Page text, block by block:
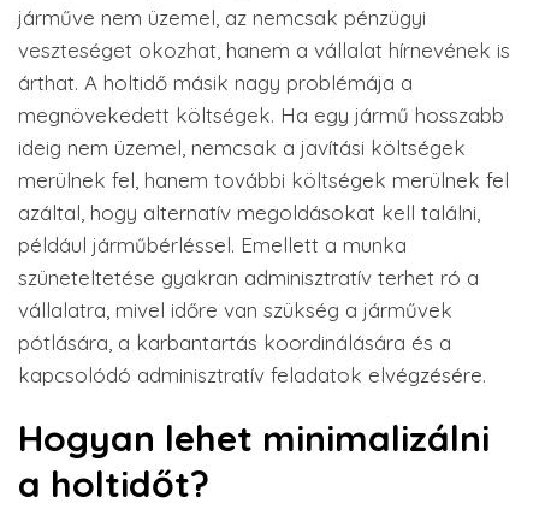
járműve nem üzemel, az nemcsak pénzügyi
veszteséget okozhat, hanem a vállalat hírnevének is
árthat. A holtidő másik nagy problémája a
megnövekedett költségek. Ha egy jármű hosszabb
ideig nem üzemel, nemcsak a javítási költségek
merülnek fel, hanem további költségek merülnek fel
azáltal, hogy alternatív megoldásokat kell találni,
például járműbérléssel. Emellett a munka
szüneteltetése gyakran adminisztratív terhet ró a
vállalatra, mivel időre van szükség a járművek
pótlására, a karbantartás koordinálására és a
kapcsolódó adminisztratív feladatok elvégzésére.
Hogyan lehet minimalizálni
a holtidőt?